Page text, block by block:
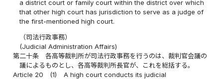
a district court or family court within the district over which
that other high court has jurisdiction to serve as a judge of
the first-mentioned high court.
（司法行政事務）
(Judicial Administration Affairs)
第二十条
各高等裁判所が司法行政事務を行うのは、裁判官会議の
議によるものとし、各高等裁判所長官が、これを総括する。
Article 20
(1)
A high court conducts its judicial